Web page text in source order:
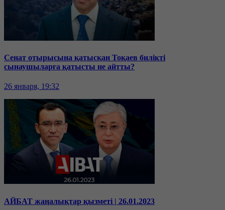
Сенат отырысына қатысқан Тоқаев билікті
сынаушыларға қатысты не айтты?
26 января, 19:32
АЙБАТ жаңалықтар қызметі | 26.01.2023